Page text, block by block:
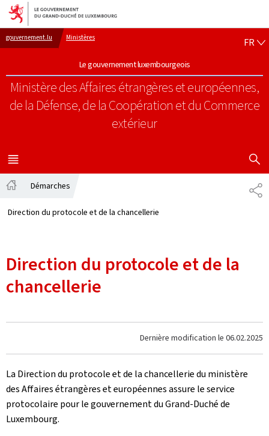
Aller au menu principal
Aller au contenu
gouvernement.lu Ministères
Le gouvernement luxembourgeois
Ministère des Affaires étrangères et européennes,
de la Défense, de la Coopération et du Commerce
extérieur
FR
MENU
PRINCIPAL
Démarches
Direction du protocole et de la chancellerie
Direction du protocole et de la
chancellerie
Dernière modification le 06.02.2025
La Direction du protocole et de la chancellerie du ministère
des Affaires étrangères et européennes assure le service
protocolaire pour le gouvernement du Grand-Duché de
Luxembourg.